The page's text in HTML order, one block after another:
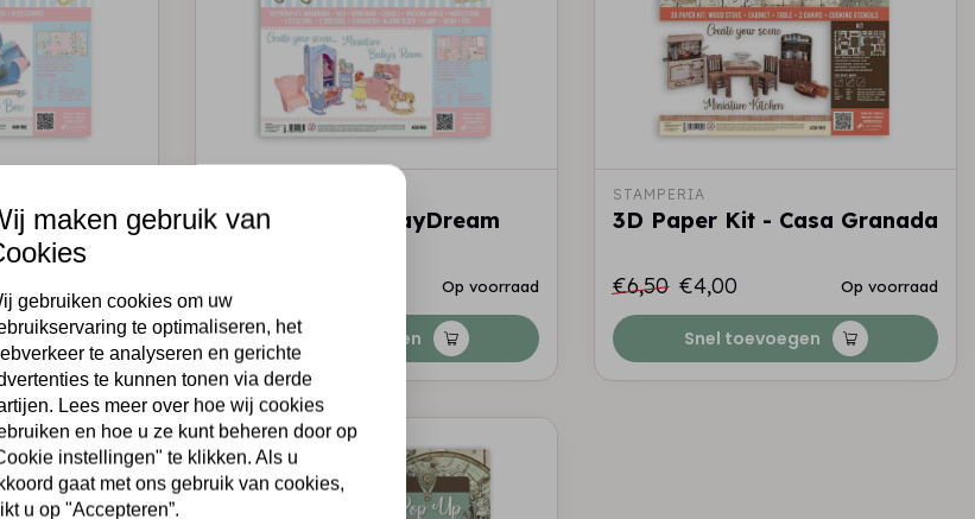
3D Paper Kit - DayDream
Op voorraad
Snel toevoegen
STAMPERIA
3D Paper Kit - Casa Granada
€6,50 €4,00 Op voorraad
Snel toevoegen
maken gebruik van
gebruiken cookies om uw
te optimaliseren, het
te analyseren en gerichte
te kunnen tonen via derde
Lees meer over hoe wij cookies
en hoe u ze kunt beheren door op
instellingen" te klikken. Als u
gaat met ons gebruik van cookies,
u op "Accepteren”.